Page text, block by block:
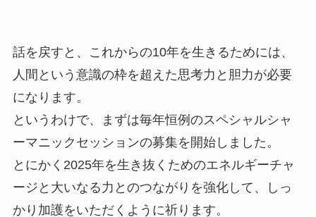
話を戻すと、これからの10年を生きるためには、
人間という意識の枠を超えた思考力と胆力が必要
になります。
というわけで、まずは毎年恒例のスペシャルシャ
ーマニックセッションの募集を開始しました。
とにかく2025年を生き抜くためのエネルギーチャ
ージと大いなる力とのつながりを強化して、しっ
かり加護をいただくように祈ります。